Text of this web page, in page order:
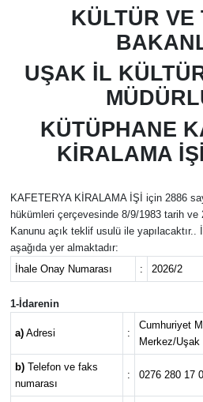
KÜLTÜR VE
UŞAK İL
KÜTÜPHANE
KİRALAMA
KAFETERYA KİRALAMA İŞİ için 2886
hükümleri çerçevesinde 8/9/1983 tarih ve
Kanunu açık teklif usulü ile yapılacaktır..
aşağıda yer almaktadır:
İhale Onay Numarası
: 2026/2
1-İdarenin
a)Adresi :
Cumhuriyet
Merkez/Uşak
b)Telefon ve faks
numarası
: 0276 280 17